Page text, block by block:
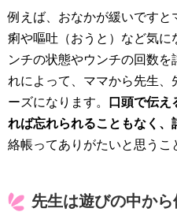
例えば、おなかが緩いです
痢や嘔吐（おうと）など気に
ンチの状態やウンチの回数を
れによって、ママから先生、
ーズになります。
口頭で伝え
れば忘れられることもなく、
絡帳ってありがたいと思うこ
先生は遊びの中から